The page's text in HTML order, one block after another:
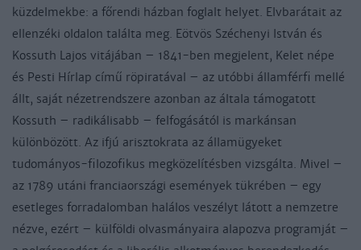
küzdelmekbe: a főrendi házban foglalt helyet. Elvbarátait az
ellenzéki oldalon találta meg. Eötvös Széchenyi István és
Kossuth Lajos vitájában – 1841-ben megjelent, Kelet népe
és Pesti Hírlap című röpiratával – az utóbbi államférfi mellé
állt, saját nézetrendszere azonban az általa támogatott
Kossuth – radikálisabb – felfogásától is markánsan
különbözött. Az ifjú arisztokrata az államügyeket
tudományos-filozofikus megközelítésben vizsgálta. Mivel –
az 1789 utáni franciaországi események tükrében – egy
esetleges forradalomban halálos veszélyt látott a nemzetre
nézve, ezért – külföldi olvasmányaira alapozva programját –